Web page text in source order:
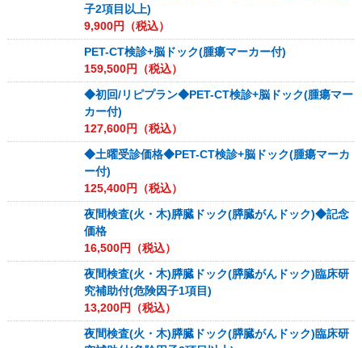
子2項目以上)
9,900円（税込）
PET-CT検診+脳ドック(腫瘍マーカー付)
159,500円（税込）
◆初回/リピプラン◆PET-CT検診+脳ドック(腫瘍マー
カー付)
127,600円（税込）
◆土曜受診価格◆PET-CT検診+脳ドック(腫瘍マーカ
ー付)
125,400円（税込）
夜間検査(火・木)膵臓ドック(膵臓がんドック)◆記念
価格
16,500円（税込）
夜間検査(火・木)膵臓ドック(膵臓がんドック)臨床研
究補助付(危険因子1項目)
13,200円（税込）
夜間検査(火・木)膵臓ドック(膵臓がんドック)臨床研